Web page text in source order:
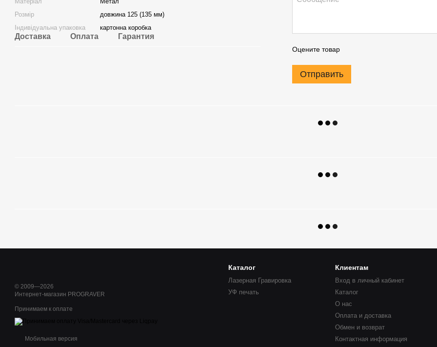
Розмір
довжина 125 (135 мм)
Індивідуальна упаковка
картонна коробка
Доставка Оплата Гарантия
Оцените товар
Отправить
© 2009—2026
Интернет-магазин PROGRAVER
Принимаем к оплате
Мобильная версия
Каталог
Лазерная Гравировка
УФ печать
Клиентам
Вход в личный кабинет
Каталог
О нас
Оплата и доставка
Обмен и возврат
Контактная информация